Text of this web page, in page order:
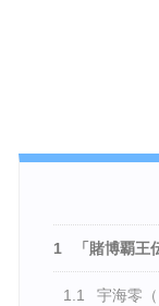
1 「賭博覇王
1.1 宇海零（